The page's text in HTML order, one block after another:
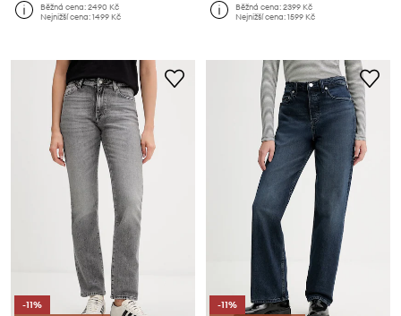
Běžná cena:2490 Kč
Nejnižší cena:1499 Kč
Běžná cena:2399 Kč
Nejnižší cena:1599 Kč
-11%
-11%